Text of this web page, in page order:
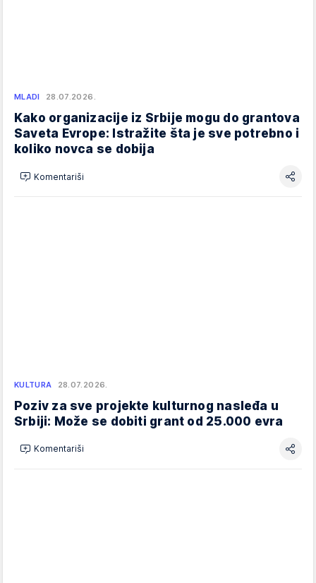
MLADI 28.07.2026.
Kako organizacije iz Srbije mogu do grantova
Saveta Evrope: Istražite šta je sve potrebno i
koliko novca se dobija
Komentariši
KULTURA 28.07.2026.
Poziv za sve projekte kulturnog nasleđa u
Srbiji: Može se dobiti grant od 25.000 evra
Komentariši